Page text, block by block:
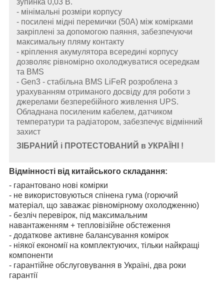
- мінімальні розміри корпусу
- посилені мідні перемички (50А) між комірками
закріплені за допомогою паяння, забезпечуючи
максимальну пляму контакту
- кріплення акумулятора всередині корпусу
дозволяє рівномірно охолоджуватися осередкам
та BMS
- Gen3 - стабільна BMS LiFeR розроблена з
урахуванням отриманого досвіду для роботи з
джерелами безперебійного живлення UPS.
Обладнана посиленим кабелем, датчиком
температури та радіатором, забезпечує відмінний
захист
ЗІБРАНИЙ і ПРОТЕСТОВАНИЙ в УКРАЇНІ !
Відмінності від китайського складання:
- гарантовано нові комірки
- не використовуються спінена гума (горючий
матеріал, що заважає рівномірному охолодженню)
- безліч перевірок, під максимальним
навантаженням + тепловізійне обстеження
- додаткове активне балансування комірок
- ніякої економії на комплектуючих, тільки найкращі
компоненти
- гарантійне обслуговування в Україні, два роки
гарантії